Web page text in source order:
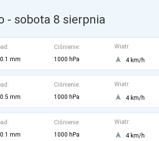
- sobota 8 sierpnia
0.1 mm
Ciśnienie:
1000 hPa
Wiatr:
4 km/h
0.5 mm
Ciśnienie:
1000 hPa
Wiatr:
4 km/h
0.1 mm
Ciśnienie:
1000 hPa
Wiatr:
4 km/h